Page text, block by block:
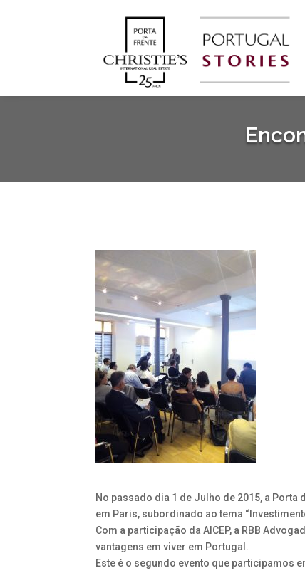
No passado dia 1 de Julho de 2015, a
em Paris, subordinado ao tema
Com a participação da AICEP, a RBB
vantagens em viver em Portugal.
Este é o segundo evento que participamos